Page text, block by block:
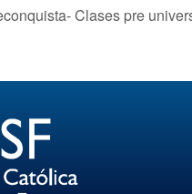
Clases pre